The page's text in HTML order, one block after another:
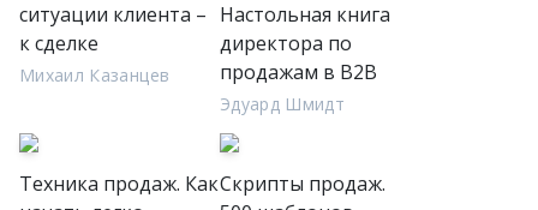
ситуации клиента –
к сделке
Михаил Казанцев
Настольная книга
директора по
продажам в В2В
Эдуард Шмидт
Техника продаж. КакСкрипты продаж.